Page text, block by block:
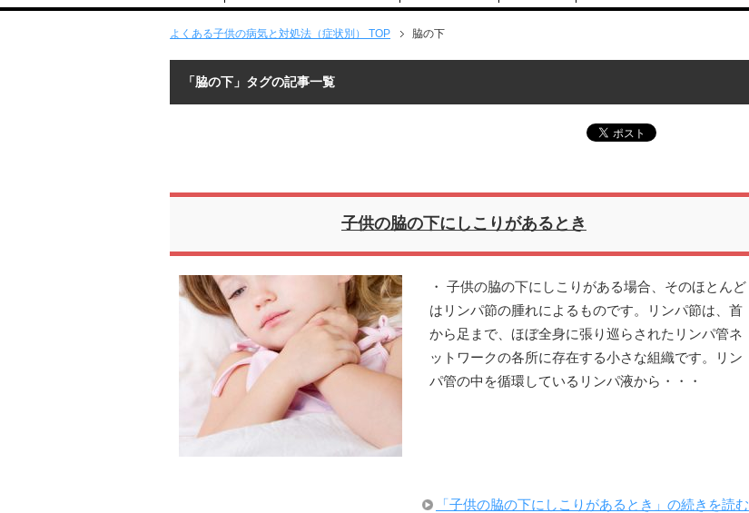
よくある子供の病気と対処法（症状別） TOP 脇の下
「脇の下」タグの記事一覧
子供の脇の下にしこりがあるとき
・ 子供の脇の下にしこりがある場合、そのほとんど
はリンパ節の腫れによるものです。リンパ節は、首
から足まで、ほぼ全身に張り巡らされたリンパ管ネ
ットワークの各所に存在する小さな組織です。リン
パ管の中を循環しているリンパ液から・・・
「子供の脇の下にしこりがあるとき」の続きを読む